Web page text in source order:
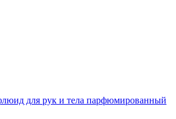
для рук и тела парфюмированный